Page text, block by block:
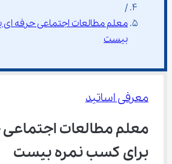
/
معلم مطالعات اجتماعی حرفه
بیست
معرفی اساتید
معلم مطالعات اجتماعی
برای کسب نمره بیست